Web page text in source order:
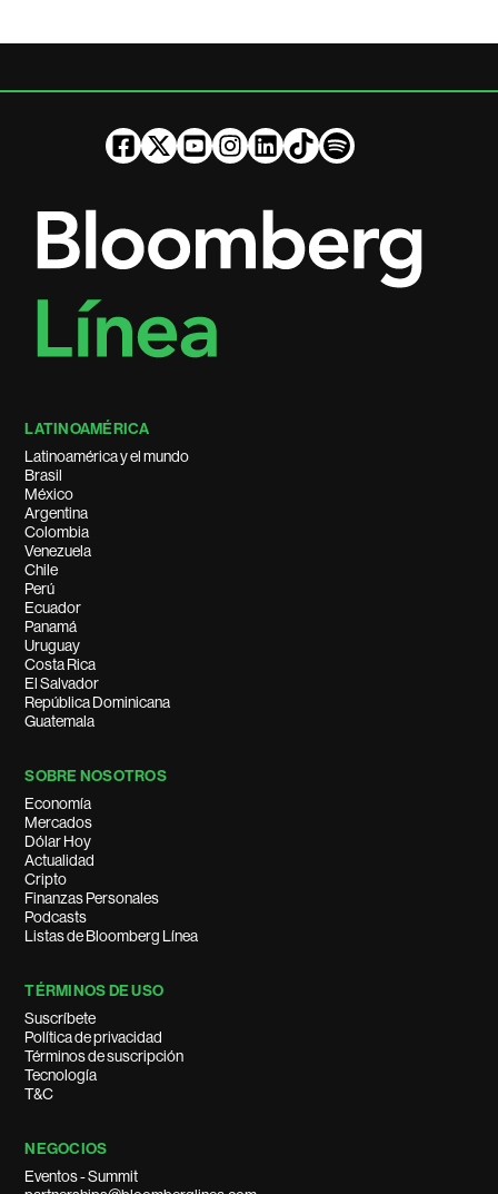
LATINOAMÉRICA
Latinoamérica y el mundo
Brasil
México
Argentina
Colombia
Venezuela
Chile
Perú
Ecuador
Panamá
Uruguay
Costa Rica
El Salvador
República Dominicana
Guatemala
SOBRE NOSOTROS
Economía
Mercados
Dólar Hoy
Actualidad
Cripto
Finanzas Personales
Podcasts
Listas de Bloomberg Línea
TÉRMINOS DE USO
Suscríbete
Política de privacidad
Términos de suscripción
Tecnología
T&C
NEGOCIOS
Eventos - Summit